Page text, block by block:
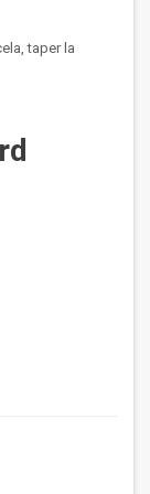
taper la